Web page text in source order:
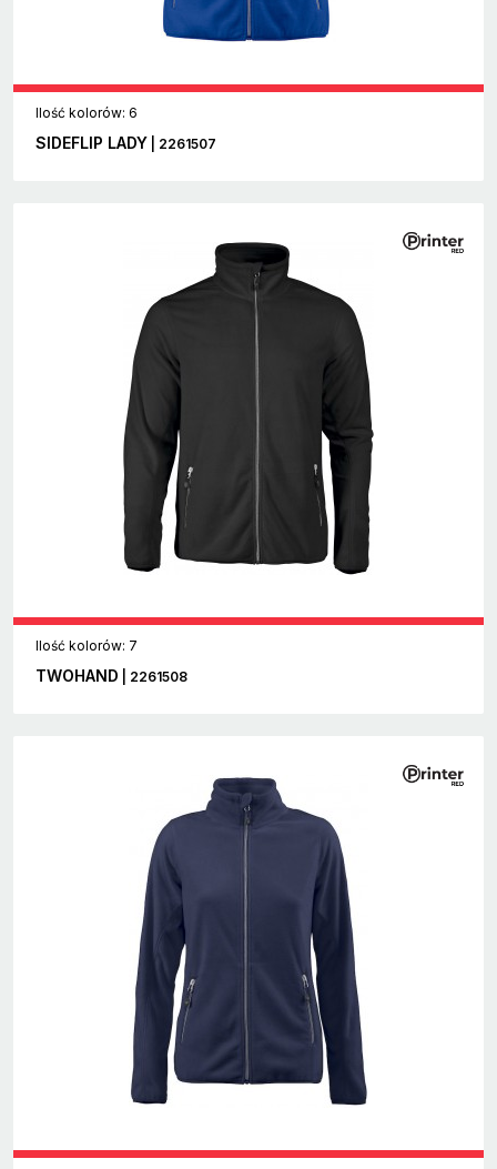
Ilość kolorów: 6
SIDEFLIP LADY | 2261507
Ilość kolorów: 7
TWOHAND | 2261508